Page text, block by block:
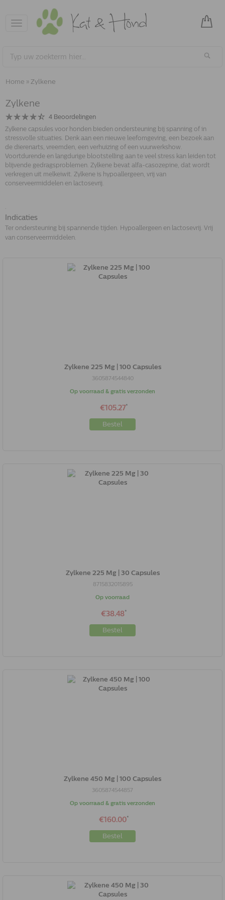
Toggle
navigation
Home » Zylkene
Zylkene
4 Beoordelingen
Zylkene capsules voor honden bieden ondersteuning bij spanning of in
stressvolle situaties. Denk aan een nieuwe leefomgeving, een bezoek aan
de dierenarts, vreemden, een verhuizing of een vuurwerkshow.
Voortdurende en langdurige blootstelling aan te veel stress kan leiden tot
blijvende gedragsproblemen. Zylkene bevat alfa-casozepine, dat wordt
verkregen uit melkeiwit. Zylkene is hypoallergeen, vrij van
conserveermiddelen en lactosevrij.
.
Indicaties
Ter ondersteuning bij spannende tijden. Hypoallergeen en lactosevrij. Vrij
van conserveermiddelen.
Zylkene 225 Mg | 100 Capsules
3605874544840
Op voorraad & gratis verzonden
€105.27*
Bestel
Zylkene 225 Mg | 30 Capsules
8715832015895
Op voorraad
€38.48*
Bestel
Zylkene 450 Mg | 100 Capsules
3605874544857
Op voorraad & gratis verzonden
€160.00*
Bestel